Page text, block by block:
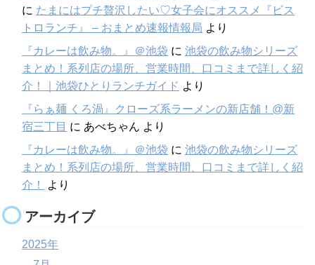
に たまにはプチ贅沢したい♡女子会にオススメ『ビス
トロランチ』 – おまとめ速報情報局 より
『カレーは飲み物。』＠池袋 に 池袋の飲み物シリーズ
まとめ！系列店の場所、営業時間、口コミまで詳しく紹
介！｜池袋ひとりランチガイド より
『らぁ麺 くろ渦』クローズ系ラーメンの新店舗！@新
宿三丁目 に あべちゃん より
『カレーは飲み物。』＠池袋 に 池袋の飲み物シリーズ
まとめ！系列店の場所、営業時間、口コミまで詳しく紹
介！
より
アーカイブ
2025年